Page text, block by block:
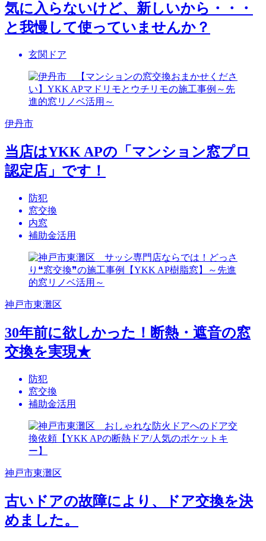
気に入らないけど、新しいから・・・
と我慢して使っていませんか？
玄関ドア
伊丹市
当店はYKK APの「マンション窓プロ
認定店」です！
防犯
窓交換
内窓
補助金活用
神戸市東灘区
30年前に欲しかった！断熱・遮音の窓
交換を実現★
防犯
窓交換
補助金活用
神戸市東灘区
古いドアの故障により、ドア交換を決
めました。